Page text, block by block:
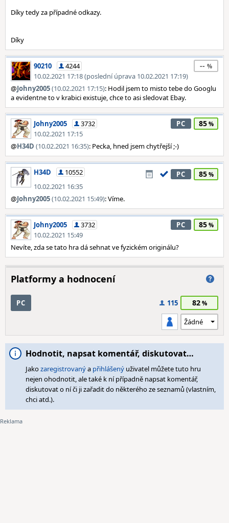
Díky tedy za případné odkazy.
Díky
90210
4244
10.02.2021 17:18 (poslední úprava 10.02.2021 17:19)
--
@Johny2005(10.02.2021 17:15): Hodil jsem to misto tebe do Googlu
a evidentne to v krabici existuje, chce to asi sledovat Ebay.
Johny2005
3732
10.02.2021 17:15
PC 85
@H34D (10.02.2021 16:35): Pecka, hned jsem chytřejší ;-)
H34D
10552
10.02.2021 16:35
PC 85
@Johny2005(10.02.2021 15:49): Víme.
Johny2005
3732
10.02.2021 15:49
PC 85
Nevíte, zda se tato hra dá sehnat ve fyzickém originálu?
Platformy a hodnocení
PC 115 82
Hodnotit, napsat komentář, diskutovat…
Jakozaregistrovanýa přihlášený uživatel můžete tuto hru
nejen ohodnotit, ale také k ní případně napsat komentář,
diskutovat o ní či ji zařadit do některého ze seznamů (vlastním,
chci atd.).